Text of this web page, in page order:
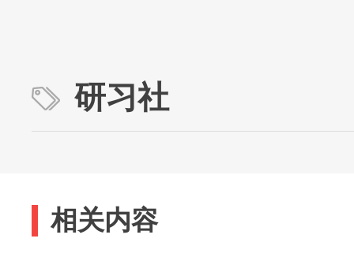
研习社
相关内容